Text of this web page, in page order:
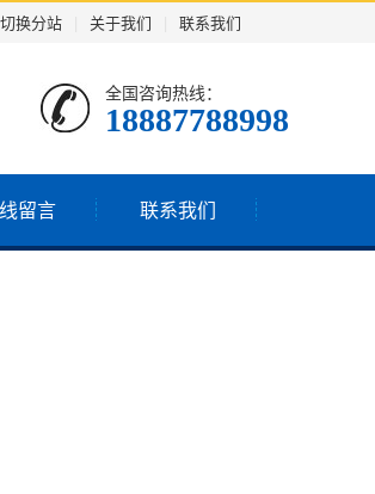
切换分站 关于我们 联系我们
全国咨询热线：
18887788998
留言 联系我们